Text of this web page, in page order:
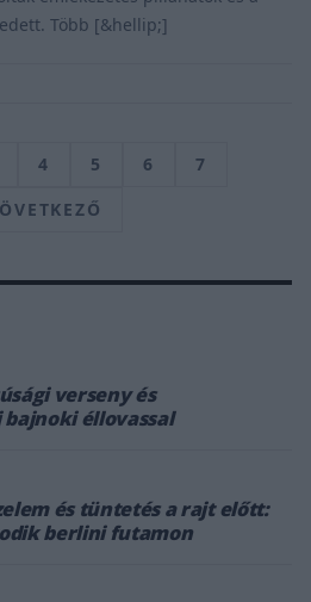
Több [&hellip;]
4 5 6
7
verseny és
éllovassal
és tüntetés a rajt előtt:
berlini futamon